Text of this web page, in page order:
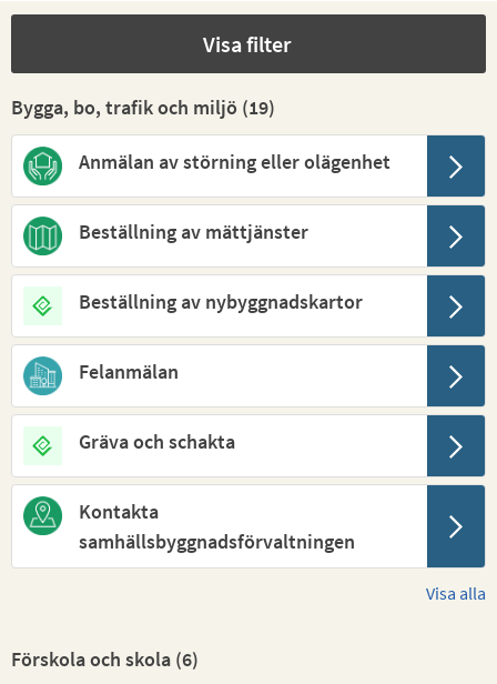
Visa filter
Bygga, bo, trafik och miljö (19)
Anmälan av störning eller olägenhet
Beställning av mättjänster
Beställning av nybyggnadskartor
Felanmälan
Gräva och schakta
Kontakta
samhällsbyggnadsförvaltningen
Visa alla
Förskola och skola (6)